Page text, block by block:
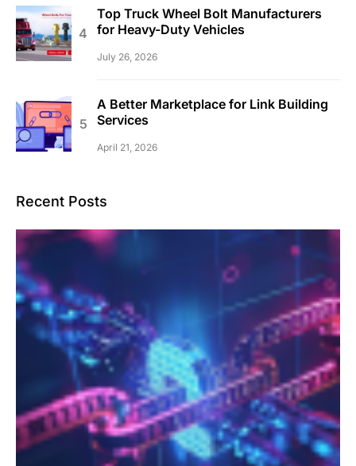
Top Truck Wheel Bolt Manufacturers
for Heavy-Duty Vehicles
July 26, 2026
A Better Marketplace for Link Building
Services
April 21, 2026
Recent Posts